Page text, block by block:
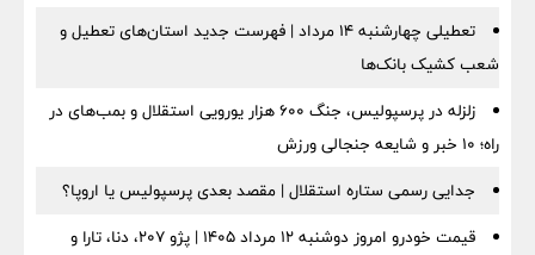
تعطیلی چهارشنبه ۱۴ مرداد | فهرست جدید استان‌های تعطیل و
شعب کشیک بانک‌ها
زلزله در پرسپولیس، جنگ ۶۰۰ هزار یورویی استقلال و بمب‌های در
راه؛ ۱۰ خبر و شایعه جنجالی ورزش
جدایی رسمی ستاره استقلال | مقصد بعدی پرسپولیس یا اروپا؟
قیمت خودرو امروز دوشنبه ۱۲ مرداد ۱۴۰۵ | پژو ۲۰۷، دنا، تارا و